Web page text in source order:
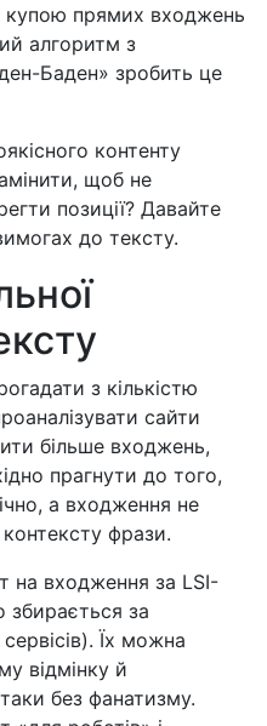
купою прямих входжень
алгоритм з
Баден» зробить це
контенту
щоб не
позиції? Давайте
до тексту.
з кількістю
сайти
більше входжень,
прагнути до того,
а входження не
фрази.
на входження за LSI-
за
Їх можна
відмінку й
без фанатизму.